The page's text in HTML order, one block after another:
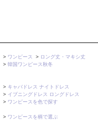
> ワンピース > ロング丈・マキシ丈
> 韓国ワンピース秋冬
> キャバドレス ナイトドレス
> イブニングドレス ロングドレス
> ワンピースを色で探す
> ワンピースを柄で選ぶ